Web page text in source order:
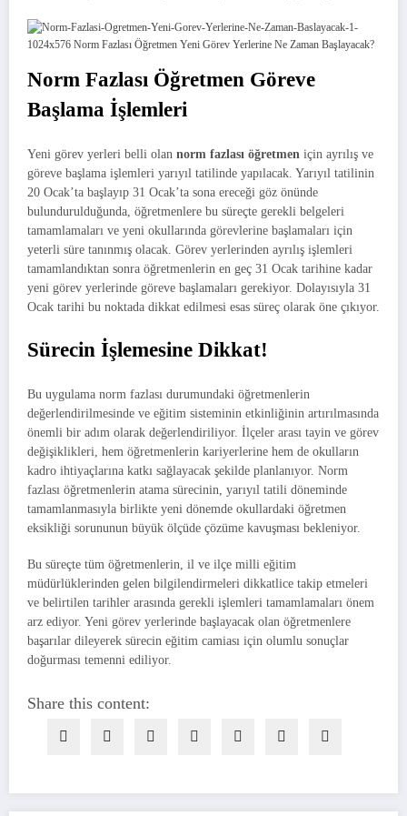
Norm Fazlası Öğretmen Göreve
Başlama İşlemleri
Yeni görev yerleri belli olan norm fazlası öğretmen için ayrılış ve
göreve başlama işlemleri yarıyıl tatilinde yapılacak. Yarıyıl tatilinin
20 Ocak’ta başlayıp 31 Ocak’ta sona ereceği göz önünde
bulundurulduğunda, öğretmenlere bu süreçte gerekli belgeleri
tamamlamaları ve yeni okullarında görevlerine başlamaları için
yeterli süre tanınmış olacak. Görev yerlerinden ayrılış işlemleri
tamamlandıktan sonra öğretmenlerin en geç 31 Ocak tarihine kadar
yeni görev yerlerinde göreve başlamaları gerekiyor. Dolayısıyla 31
Ocak tarihi bu noktada dikkat edilmesi esas süreç olarak öne çıkıyor.
Sürecin İşlemesine Dikkat!
Bu uygulama norm fazlası durumundaki öğretmenlerin
değerlendirilmesinde ve eğitim sisteminin etkinliğinin artırılmasında
önemli bir adım olarak değerlendiriliyor. İlçeler arası tayin ve görev
değişiklikleri, hem öğretmenlerin kariyerlerine hem de okulların
kadro ihtiyaçlarına katkı sağlayacak şekilde planlanıyor. Norm
fazlası öğretmenlerin atama sürecinin, yarıyıl tatili döneminde
tamamlanmasıyla birlikte yeni dönemde okullardaki öğretmen
eksikliği sorununun büyük ölçüde çözüme kavuşması bekleniyor.
Bu süreçte tüm öğretmenlerin, il ve ilçe milli eğitim
müdürlüklerinden gelen bilgilendirmeleri dikkatlice takip etmeleri
ve belirtilen tarihler arasında gerekli işlemleri tamamlamaları önem
arz ediyor. Yeni görev yerlerinde başlayacak olan öğretmenlere
başarılar dileyerek sürecin eğitim camiası için olumlu sonuçlar
doğurması temenni ediliyor.
Share this content: